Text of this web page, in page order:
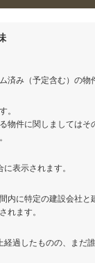
済み（予定含む）の物
。
物件に関しましてはそ
表示されます。
内に特定の建設会社と
れます。
過したものの、まだ